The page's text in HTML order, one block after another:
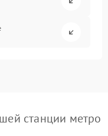
станции метро